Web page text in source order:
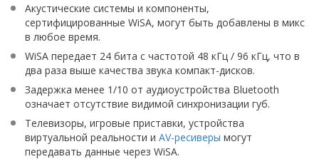
Акустические системы и компоненты,
сертифицированные WiSA, могут быть добавлены в микс
в любое время.
WiSA передает 24 бита с частотой 48 кГц / 96 кГц, что в
два раза выше качества звука компакт-дисков.
Задержка менее 1/10 от аудиоустройства Bluetooth
означает отсутствие видимой синхронизации губ.
Телевизоры, игровые приставки, устройства
виртуальной реальности и AV-ресиверы могут
передавать данные через WiSA.